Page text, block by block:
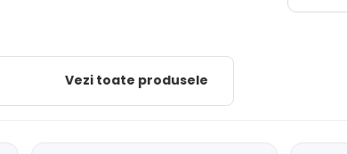
Vezi toate produsele